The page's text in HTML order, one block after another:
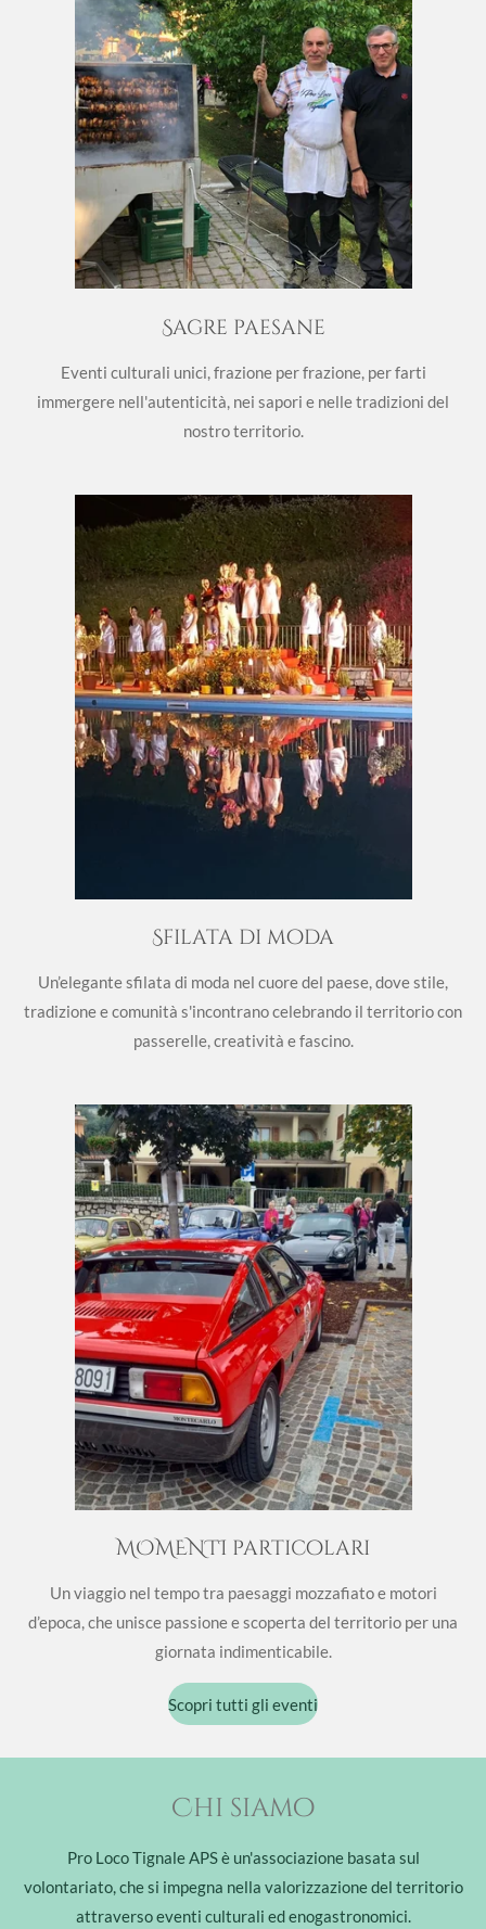
Sagre paesane
Eventi culturali unici, frazione per frazione, per farti
immergere nell'autenticità, nei sapori e nelle tradizioni del
nostro territorio.
Sfilata di moda
Un’elegante sfilata di moda nel cuore del paese, dove stile,
tradizione e comunità s'incontrano celebrando il territorio con
passerelle, creatività e fascino.
MOMENTI particolari
Un viaggio nel tempo tra paesaggi mozzafiato e motori
d’epoca, che unisce passione e scoperta del territorio per una
giornata indimenticabile.
Scopri tutti gli eventi
Chi siamo
Pro Loco Tignale APS è un'associazione basata sul
volontariato, che si impegna nella valorizzazione del territorio
attraverso eventi culturali ed enogastronomici.